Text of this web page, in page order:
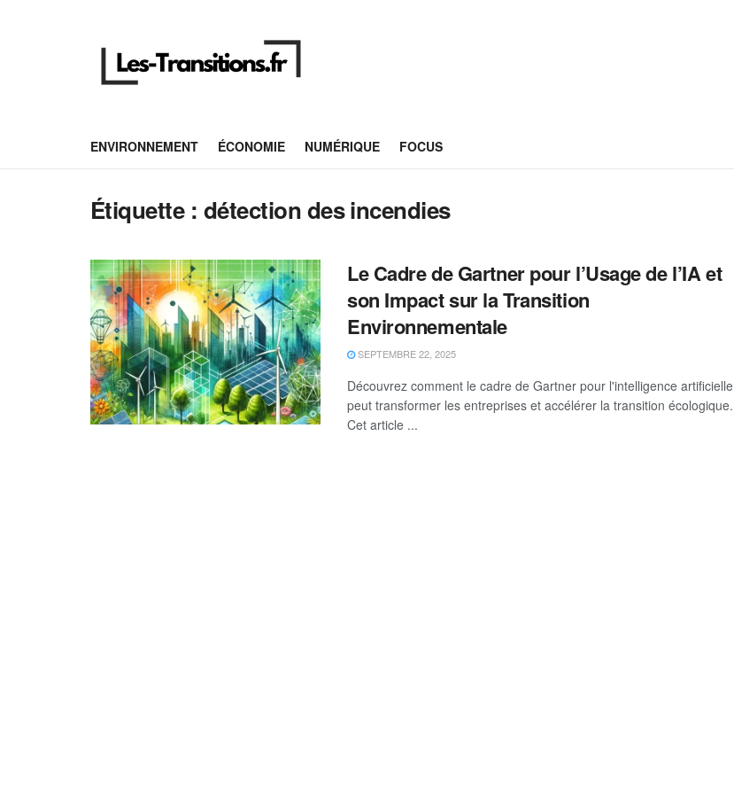
ENVIRONNEMENT ÉCONOMIE NUMÉRIQUE FOCUS
Étiquette : détection des incendies
Le Cadre de Gartner pour l’Usage de l’IA et
son Impact sur la Transition
Environnementale
SEPTEMBRE 22, 2025
Découvrez comment le cadre de Gartner pour l'intelligence artificielle
peut transformer les entreprises et accélérer la transition écologique.
Cet article ...